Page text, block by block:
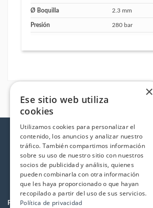
Ø Boquilla 2.3 mm
Presión 280 bar
PRODUCTOS
×
Ese sitio web utiliza
cookies
Utilizamos cookies para personalizar el
contenido, los anuncios y analizar nuestro
tráfico. También compartimos información
sobre su uso de nuestro sitio con nuestros
socios de publicidad y análisis, quienes
pueden combinarla con otra información
que les haya proporcionado o que hayan
recopilado a partir del uso de sus servicios.
Política de privacidad